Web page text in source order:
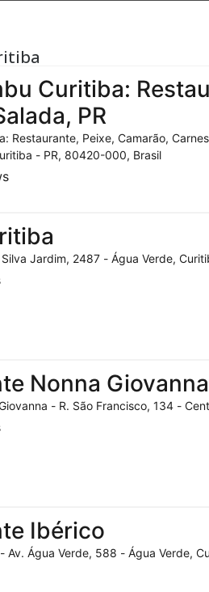
Curitiba:
PR
Restaurante, Peixe, Camarão,
- PR, 80420-000, Brasil
Jardim, 2487 - Água Verde,
Nonna Giovanna
- R. São Francisco, 134 -
Ibérico
Av. Água Verde, 588 - Água Verde,